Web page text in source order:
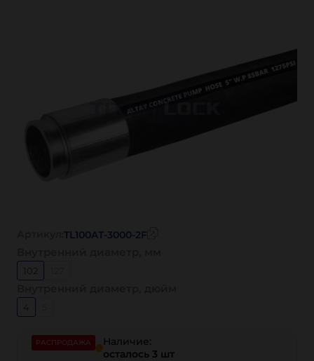
РАСПРОДАЖА
Наличие:
осталось 3 шт
TL100AT-3000-2F